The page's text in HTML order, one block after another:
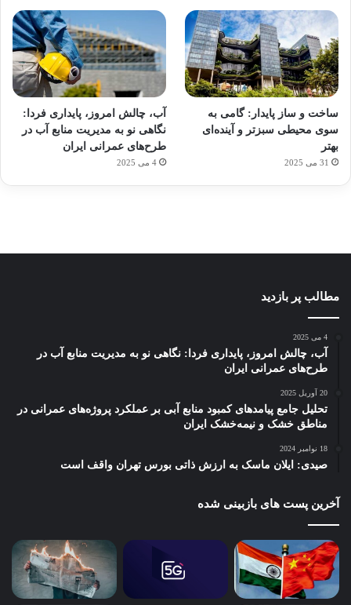
ساخت و ساز پایدار: گامی به
سوی محیطی سبزتر و آینده‌ای
بهتر
31 می 2025
آب، چالش امروز، پایداری فردا:
نگاهی نو به مدیریت منابع آب در
طرح‌های عمرانی ایران
4 می 2025
آماده
برای
کشف
توسط
ژاکت
در
ی سفر
مجازی
…
توسط
ورزش
با
ساعت
هوشمند
عکاسی
با طعم
توسط
ژاکت
در
هدفون
های
2023
توسط
ژاکت
مطالب پر بازدید
4 می 2025
آب، چالش امروز، پایداری فردا: نگاهی نو به مدیریت منابع آب در
طرح‌های عمرانی ایران
20 آوریل 2025
تحلیل جامع پیامدهای کمبود منابع آبی بر عملکرد پروژه‌های عمرانی در
مناطق خشک و نیمه‌خشک ایران
18 نوامبر 2024
صیدی: ایلان ماسک به ارزش ذاتی بورس تهران واقف است
آخرین پست های بازبینی شده